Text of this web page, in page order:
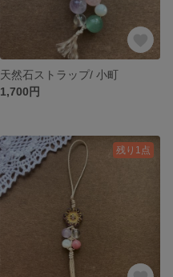
天然石ストラップ/ 小町
1,700円
残り1点